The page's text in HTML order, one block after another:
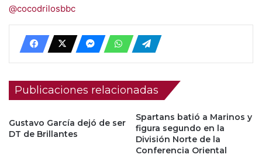
@cocodrilosbbc
Publicaciones relacionadas
Gustavo García dejó de ser
DT de Brillantes
Spartans batió a Marinos y
figura segundo en la
División Norte de la
Conferencia Oriental